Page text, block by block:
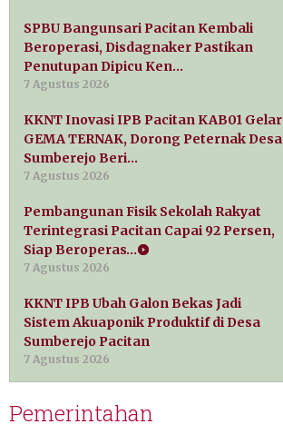
SPBU Bangunsari Pacitan Kembali
Beroperasi, Disdagnaker Pastikan
Penutupan Dipicu Ken…
7 Agustus 2026
KKNT Inovasi IPB Pacitan KAB01 Gelar
GEMA TERNAK, Dorong Peternak Desa
Sumberejo Beri…
7 Agustus 2026
Pembangunan Fisik Sekolah Rakyat
Terintegrasi Pacitan Capai 92 Persen,
Siap Beroperas…
7 Agustus 2026
KKNT IPB Ubah Galon Bekas Jadi
Sistem Akuaponik Produktif di Desa
Sumberejo Pacitan
7 Agustus 2026
Pemerintahan